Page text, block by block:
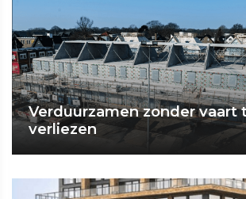
Verduurzamen zonder vaart
verliezen